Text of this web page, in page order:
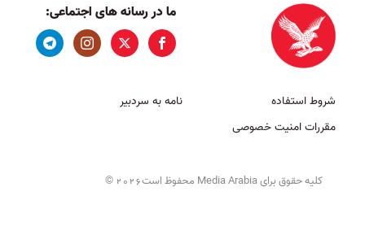
ما در رسانه های اجتماعی:
شروط استفاده
مقررات امنیت خصوصی
نامه به سردبیر
کلیه حقوق برای Media Arabia محفوظ است 2026
©